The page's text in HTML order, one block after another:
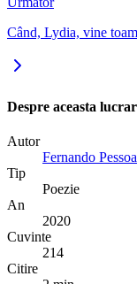
Când, Lydia, vine
Despre aceasta
Autor
Fernando Pessoa
Tip
Poezie
An
2020
Cuvinte
214
Citire